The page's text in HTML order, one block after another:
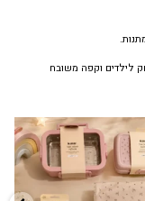
לילדים וקפה משובח
הקולקציה החדשה
9 4